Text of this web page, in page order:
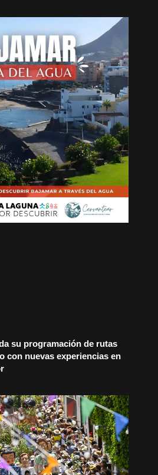
su programación de rutas
con nuevas experiencias en